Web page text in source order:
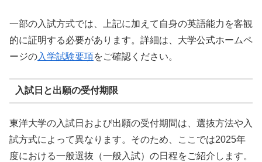
一部の入試方式では、上記に加えて自身の英語能力を客観
的に証明する必要があります。詳細は、大学公式ホームペ
ージの入学試験要項をご確認ください。
入試日と出願の受付期限
東洋大学の入試日および出願の受付期間は、選抜方法や入
試方式によって異なります。そのため、ここでは2025年
度における一般選抜（一般入試）の日程をご紹介します。